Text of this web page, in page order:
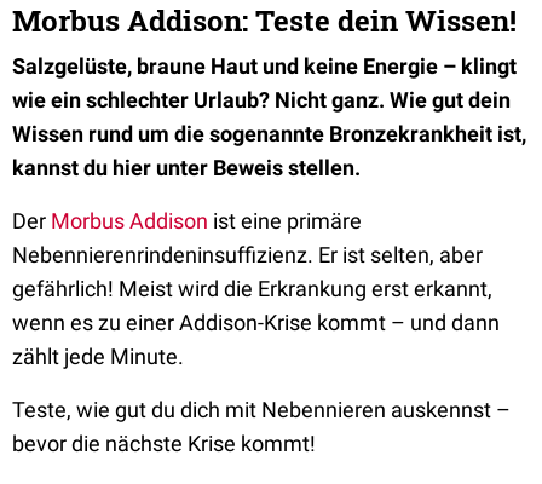
Morbus Addison: Teste dein Wissen!
Salzgelüste, braune Haut und keine Energie – klingt
wie ein schlechter Urlaub? Nicht ganz. Wie gut dein
Wissen rund um die sogenannte Bronzekrankheit ist,
kannst du hier unter Beweis stellen.
Der Morbus Addison ist eine primäre
Nebennierenrindeninsuffizienz. Er ist selten, aber
gefährlich! Meist wird die Erkrankung erst erkannt,
wenn es zu einer Addison-Krise kommt – und dann
zählt jede Minute.
Teste, wie gut du dich mit Nebennieren auskennst –
bevor die nächste Krise kommt!